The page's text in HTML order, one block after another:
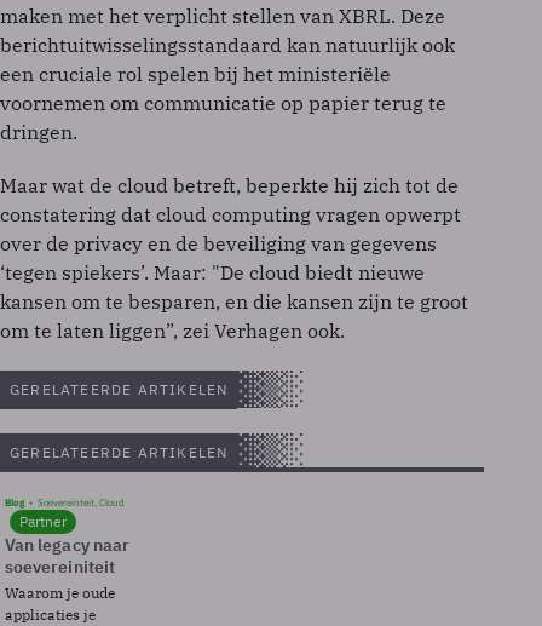
maken met het verplicht stellen van XBRL. Deze
berichtuitwisselingsstandaard kan natuurlijk ook
een cruciale rol spelen bij het ministeriële
voornemen om communicatie op papier terug te
dringen.
Maar wat de cloud betreft, beperkte hij zich tot de
constatering dat cloud computing vragen opwerpt
over de privacy en de beveiliging van gegevens
‘tegen spiekers’. Maar: "De cloud biedt nieuwe
kansen om te besparen, en die kansen zijn te groot
om te laten liggen”, zei Verhagen ook.
GERELATEERDE ARTIKELEN
GERELATEERDE ARTIKELEN
Blog Soevereinteit, Cloud
Partner
Van legacy naar
soevereiniteit
Waarom je oude
applicaties je